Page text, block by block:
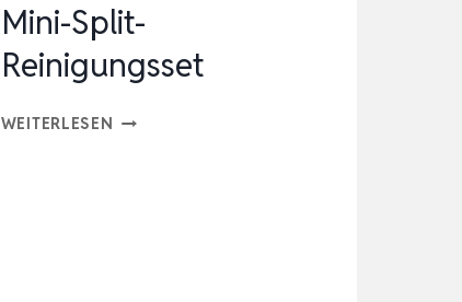
…
Mini-Split-
Reinigungsset
WEITERLESEN MINI-